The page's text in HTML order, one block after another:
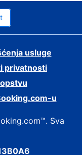
usluge
privatnosti
u
Sva